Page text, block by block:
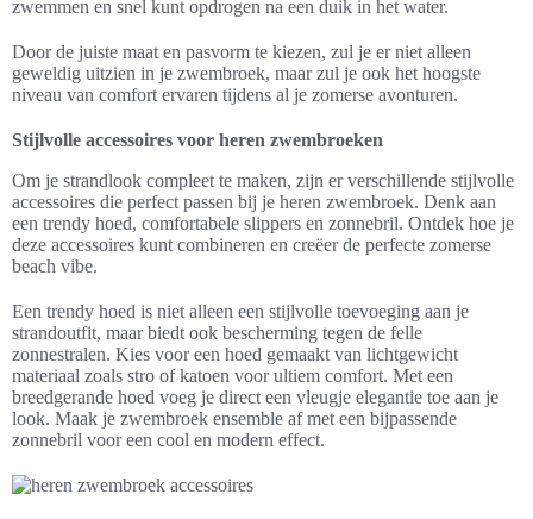
zwemmen en snel kunt opdrogen na een duik in het water.
Door de juiste maat en pasvorm te kiezen, zul je er niet alleen
geweldig uitzien in je zwembroek, maar zul je ook het hoogste
niveau van comfort ervaren tijdens al je zomerse avonturen.
Stijlvolle accessoires voor heren zwembroeken
Om je strandlook compleet te maken, zijn er verschillende stijlvolle
accessoires die perfect passen bij je heren zwembroek. Denk aan
een trendy hoed, comfortabele slippers en zonnebril. Ontdek hoe je
deze accessoires kunt combineren en creëer de perfecte zomerse
beach vibe.
Een trendy hoed is niet alleen een stijlvolle toevoeging aan je
strandoutfit, maar biedt ook bescherming tegen de felle
zonnestralen. Kies voor een hoed gemaakt van lichtgewicht
materiaal zoals stro of katoen voor ultiem comfort. Met een
breedgerande hoed voeg je direct een vleugje elegantie toe aan je
look. Maak je zwembroek ensemble af met een bijpassende
zonnebril voor een cool en modern effect.